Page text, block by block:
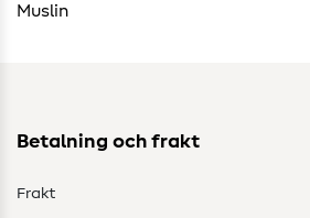
Muslin
Betalning och frakt
Frakt